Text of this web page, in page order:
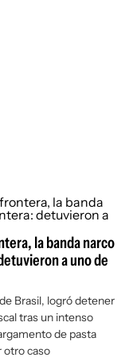
la banda narco
a uno de
Brasil, logró detener
tras un intenso
de pasta
otro caso